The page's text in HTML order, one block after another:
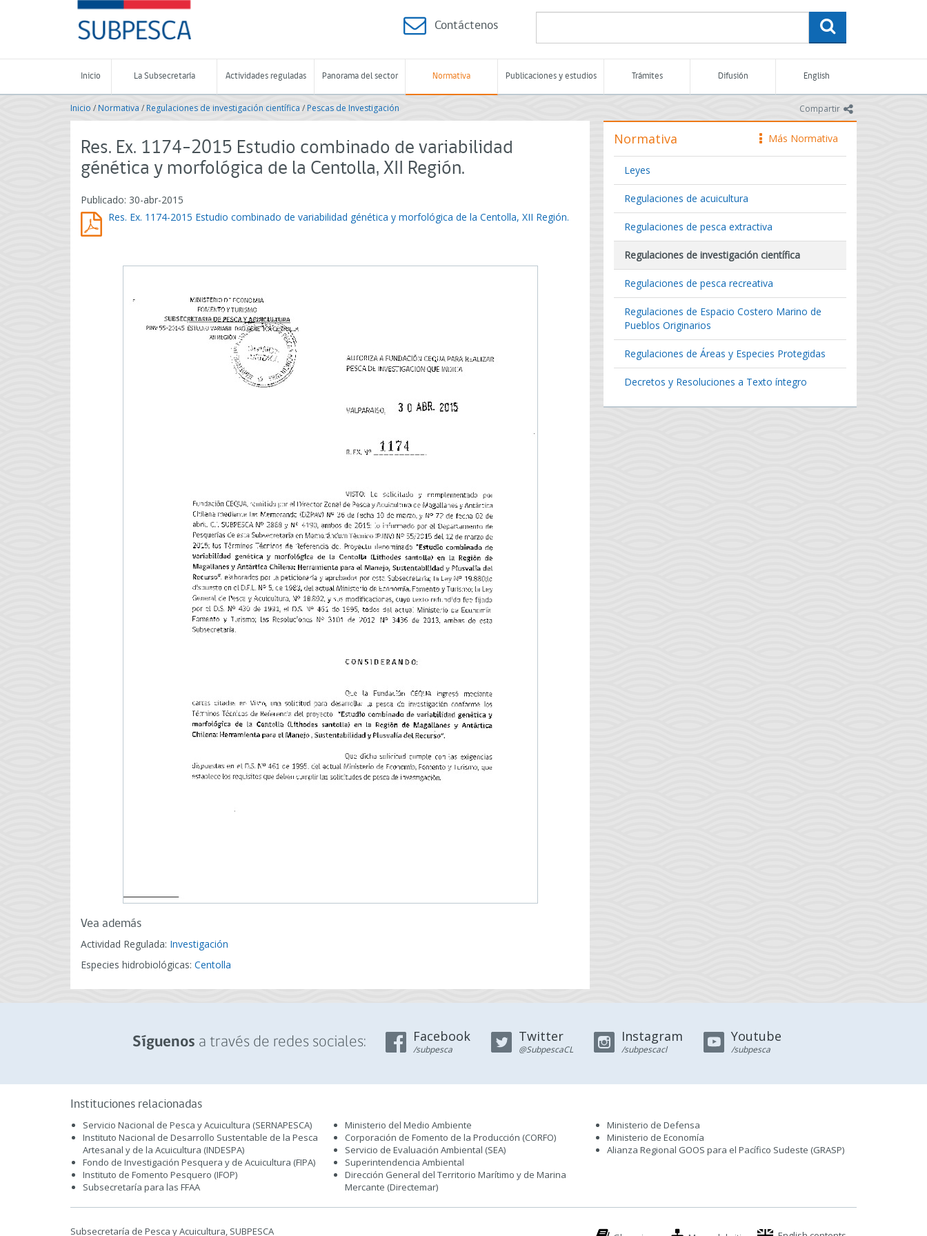
-
Subsecretaría
de
Pesca
Acuicultura
-
de
Chile
Contáctenos
Inicio La Subsecretaría Actividades reguladas Panorama del sector Normativa Publicaciones y estudios Trámites Difusión English
Compartir icono
Inicio /Normativa / Regulaciones de investigación científica /Pescas de Investigación
Res. Ex. 1174-2015 Estudio combinado de variabilidad
génética y morfológica de la Centolla, XII Región.
Publicado: 30-abr-2015
Res. Ex. 1174-2015 Estudio combinado de variabilidad génética y morfológica de la Centolla, XII Región.
Vea además
Actividad Regulada: Investigación
Especies hidrobiológicas: Centolla
icono
Más Normativa
Normativa
Leyes
Regulaciones de acuicultura
Regulaciones de pesca extractiva
Regulaciones de investigación científica
Regulaciones de pesca recreativa
Regulaciones de Espacio Costero Marino de
Pueblos Originarios
Regulaciones de Áreas y Especies Protegidas
Decretos y Resoluciones a Texto íntegro
Síguenos a través de redes sociales: Facebook
/subpesca
Twitter
@SubpescaCL
Instagram
/subpescacl
Youtube
/subpesca
Instituciones relacionadas
Servicio Nacional de Pesca y Acuicultura (SERNAPESCA)
Instituto Nacional de Desarrollo Sustentable de la Pesca
Artesanal y de la Acuicultura (INDESPA)
Fondo de Investigación Pesquera y de Acuicultura (FIPA)
Instituto de Fomento Pesquero (IFOP)
Subsecretaría para las FFAA
Ministerio del Medio Ambiente
Corporación de Fomento de la Producción (CORFO)
Servicio de Evaluación Ambiental (SEA)
Superintendencia Ambiental
Dirección General del Territorio Marítimo y de Marina
Mercante (Directemar)
Ministerio de Defensa
Ministerio de Economía
Alianza Regional GOOS para el Pacífico Sudeste (GRASP)
Subsecretaría de Pesca y Acuicultura, SUBPESCA